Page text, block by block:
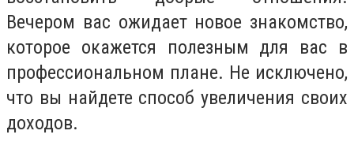
Вечером вас ожидает новое знакомство,
которое окажется полезным для вас в
профессиональном плане. Не исключено,
что вы найдете способ увеличения своих
доходов.